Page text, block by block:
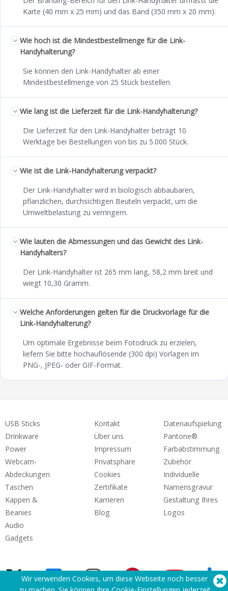
Karte (40 mm x 25 mm) und das Band (350 mm x 20 mm).
Wie hoch ist die Mindestbestellmenge für die Link-
Handyhalterung?
Sie können den Link-Handyhalter ab einer
Mindestbestellmenge von 25 Stück bestellen.
Wie lang ist die Lieferzeit für die Link-Handyhalterung?
Die Lieferzeit für den Link-Handyhalter beträgt 10
Werktage bei Bestellungen von bis zu 5.000 Stück.
Wie ist die Link-Handyhalterung verpackt?
Der Link-Handyhalter wird in biologisch abbaubaren,
pflanzlichen, durchsichtigen Beuteln verpackt, um die
Umweltbelastung zu verringern.
Wie lauten die Abmessungen und das Gewicht des Link-
Handyhalters?
Der Link-Handyhalter ist 265 mm lang, 58,2 mm breit und
wiegt 10,30 Gramm.
Welche Anforderungen gelten für die Druckvorlage für die
Link-Handyhalterung?
Um optimale Ergebnisse beim Fotodruck zu erzielen,
liefern Sie bitte hochauflösende (300 dpi) Vorlagen im
PNG-, JPEG- oder GIF-Format.
USB Sticks
Drinkware
Power
Webcam-
Abdeckungen
Taschen
Kappen &
Beanies
Audio
Gadgets
Kontakt
Über uns
Impressum
Privatsphäre
Cookies
Zertifikate
Karrieren
Blog
Datenaufspielung
Pantone®
Farbabstimmung
Zubehör
Individuelle
Namensgravur
Gestaltung Ihres
Logos
Wir verwenden Cookies, um diese Webseite noch besser